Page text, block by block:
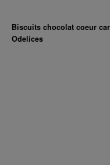
Biscuits chocolat coeur
Odelices